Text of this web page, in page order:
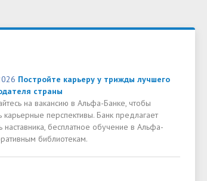
Постройте карьеру у трижды лучшего
страны
на вакансию в Альфа-Банке, чтобы
карьерные перспективы. Банк предлагает
наставника, бесплатное обучение в Альфа-
библиотекам.